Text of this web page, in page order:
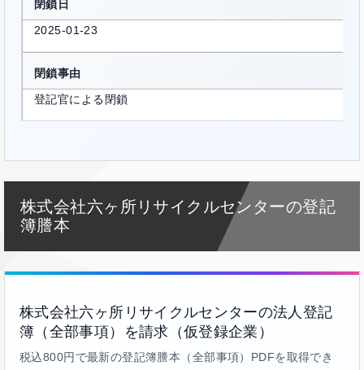
閉鎖日
2025-01-23
閉鎖事由
登記官による閉鎖
株式会社六ヶ所リサイクルセンターの登記
簿謄本
株式会社六ヶ所リサイクルセンターの法人登記
簿（全部事項）を請求（仮登録企業）
税込800円で最新の登記簿謄本（全部事項）PDFを取得でき